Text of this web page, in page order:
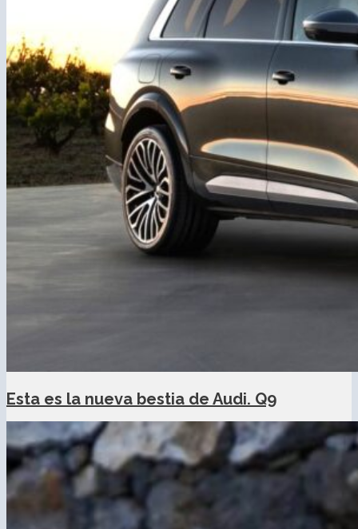
Esta es la nueva bestia de Audi. Q9